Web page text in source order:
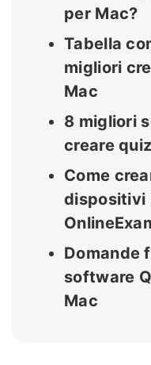
per Mac?
Tabella
migliori
Mac
8 migliori
creare
Come
dispositivi
Domande
software
Mac